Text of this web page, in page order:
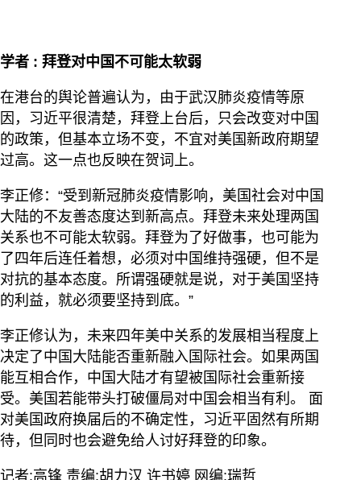
学者 : 拜登对中国不可能太软弱
在港台的舆论普遍认为，由于武汉肺炎疫情等原
因，习近平很清楚，拜登上台后，只会改变对中国
的政策，但基本立场不变，不宜对美国新政府期望
过高。这一点也反映在贺词上。
李正修：“受到新冠肺炎疫情影响，美国社会对中国
大陆的不友善态度达到新高点。拜登未来处理两国
关系也不可能太软弱。拜登为了好做事，也可能为
了四年后连任着想，必须对中国维持强硬，但不是
对抗的基本态度。所谓强硬就是说，对于美国坚持
的利益，就必须要坚持到底。”
李正修认为，未来四年美中关系的发展相当程度上
决定了中国大陆能否重新融入国际社会。如果两国
能互相合作，中国大陆才有望被国际社会重新接
受。美国若能带头打破僵局对中国会相当有利。 面
对美国政府换届后的不确定性，习近平固然有所期
待，但同时也会避免给人讨好拜登的印象。
记者:高锋 责编:胡力汉 许书婷 网编:瑞哲